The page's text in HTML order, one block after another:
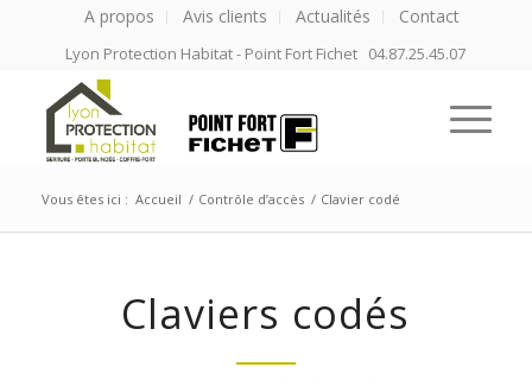
A propos Avis clients Actualités Contact
Lyon Protection Habitat - Point Fort Fichet 04.87.25.45.07
Vous êtes ici : Accueil / Contrôle d’accès / Clavier codé
Claviers codés